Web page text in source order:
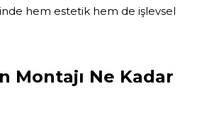
hem estetik hem de işlevsel
Montajı Ne Kadar